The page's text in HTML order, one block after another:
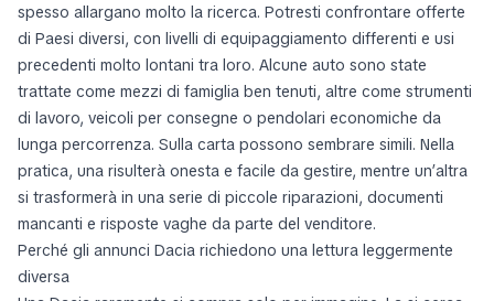
spesso allargano molto la ricerca. Potresti confrontare offerte
di Paesi diversi, con livelli di equipaggiamento differenti e usi
precedenti molto lontani tra loro. Alcune auto sono state
trattate come mezzi di famiglia ben tenuti, altre come strumenti
di lavoro, veicoli per consegne o pendolari economiche da
lunga percorrenza. Sulla carta possono sembrare simili. Nella
pratica, una risulterà onesta e facile da gestire, mentre un’altra
si trasformerà in una serie di piccole riparazioni, documenti
mancanti e risposte vaghe da parte del venditore.
Perché gli annunci Dacia richiedono una lettura leggermente
diversa